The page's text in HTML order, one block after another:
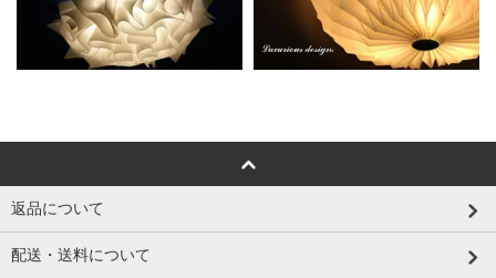
返品について
配送・送料について